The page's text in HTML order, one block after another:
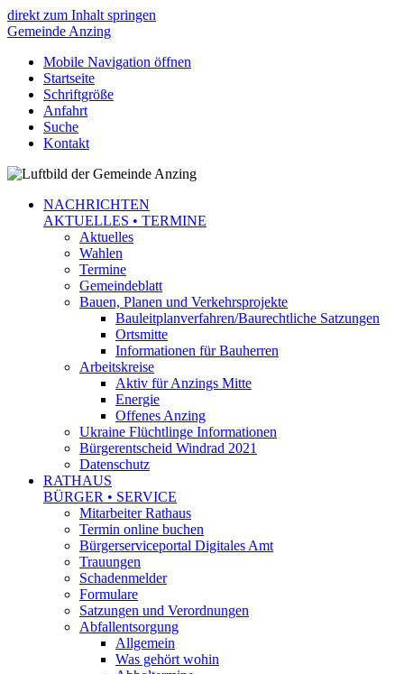
direkt zum Inhalt springen
Gemeinde Anzing
Mobile Navigation öffnen
Startseite
Schriftgröße
Anfahrt
Suche
Kontakt
NACHRICHTEN
AKTUELLES • TERMINE
Aktuelles
Wahlen
Termine
Gemeindeblatt
Bauen, Planen und Verkehrsprojekte
Bauleitplanverfahren/Baurechtliche Satzungen
Ortsmitte
Informationen für Bauherren
Arbeitskreise
Aktiv für Anzings Mitte
Energie
Offenes Anzing
Ukraine Flüchtlinge Informationen
Bürgerentscheid Windrad 2021
Datenschutz
RATHAUS
BÜRGER • SERVICE
Mitarbeiter Rathaus
Termin online buchen
Bürgerserviceportal Digitales Amt
Trauungen
Schadenmelder
Formulare
Satzungen und Verordnungen
Abfallentsorgung
Allgemein
Was gehört wohin